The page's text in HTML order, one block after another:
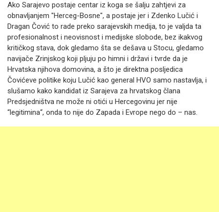
Ako Sarajevo postaje centar iz koga se šalju zahtjevi za
obnavljanjem "Herceg-Bosne", a postaje jer i Zdenko Lučić i
Dragan Čović to rade preko sarajevskih medija, to je valjda ta
profesionalnost i neovisnost i medijske slobode, bez ikakvog
kritičkog stava, dok gledamo šta se dešava u Stocu, gledamo
navijače Zrinjskog koji pljuju po himni i državi i tvrde da je
Hrvatska njihova domovina, a što je direktna posljedica
Čovićeve politike koju Lučić kao general HVO samo nastavlja, i
slušamo kako kandidat iz Sarajeva za hrvatskog člana
Predsjedništva ne može ni otići u Hercegovinu jer nije
“legitimina“, onda to nije do Zapada i Evrope nego do – nas.